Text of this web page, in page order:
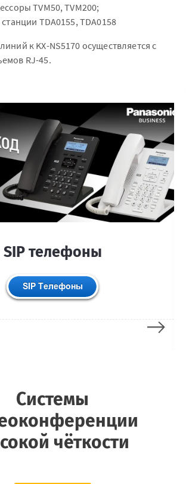
TVM50, TVM200;
TDA0155, TDA0158
к KX-NS5170 осуществляется с
RJ-45.
SIP телефоны
Системы
чёткости